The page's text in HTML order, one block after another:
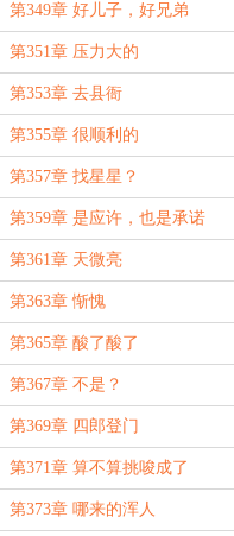
第349章 好儿子，好兄弟
第351章 压力大的
第353章 去县衙
第355章 很顺利的
第357章 找星星？
第359章 是应许，也是承诺
第361章 天微亮
第363章 惭愧
第365章 酸了酸了
第367章 不是？
第369章 四郎登门
第371章 算不算挑唆成了
第373章 哪来的浑人